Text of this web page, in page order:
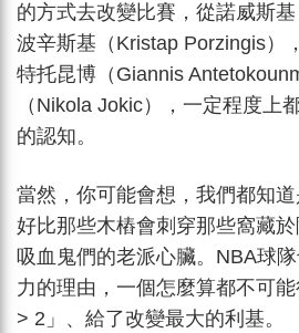
的方式去改變比賽，從諾威斯
波辛斯基（Kristap Porzingis）
特托昆博（Giannis
（Nikola Jokic），一定程度上
的認知。
當然，你可能會想，我們都知道
好比那些木樁會刺穿那些窩藏
吸血鬼們的老派心臟。NBA球
力的理由，一個怎麼算都不可
> 2」、給了改變最大的利基。